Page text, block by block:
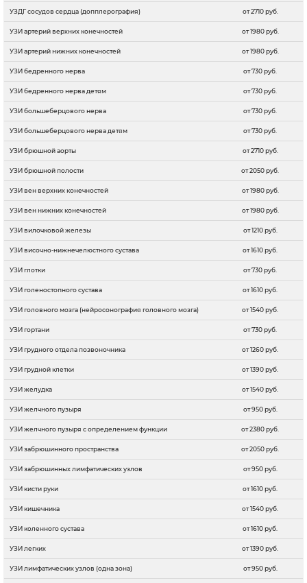
УЗДГ сосудов сердца (допплерография) от 2710 руб.
УЗИ артерий верхних конечностей от 1980 руб.
УЗИ артерий нижних конечностей от 1980 руб.
УЗИ бедренного нерва от 730 руб.
УЗИ бедренного нерва детям от 730 руб.
УЗИ большеберцового нерва от 730 руб.
УЗИ большеберцового нерва детям от 730 руб.
УЗИ брюшной аорты от 2710 руб.
УЗИ брюшной полости от 2050 руб.
УЗИ вен верхних конечностей от 1980 руб.
УЗИ вен нижних конечностей от 1980 руб.
УЗИ вилочковой железы от 1210 руб.
УЗИ височно-нижнечелюстного сустава от 1610 руб.
УЗИ глотки от 730 руб.
УЗИ голеностопного сустава от 1610 руб.
УЗИ головного мозга (нейросонография головного мозга) от 1540 руб.
УЗИ гортани от 730 руб.
УЗИ грудного отдела позвоночника от 1260 руб.
УЗИ грудной клетки от 1390 руб.
УЗИ желудка от 1540 руб.
УЗИ желчного пузыря от 950 руб.
УЗИ желчного пузыря с определением функции от 2380 руб.
УЗИ забрюшинного пространства от 2050 руб.
УЗИ забрюшинных лимфатических узлов от 950 руб.
УЗИ кисти руки от 1610 руб.
УЗИ кишечника от 1540 руб.
УЗИ коленного сустава от 1610 руб.
УЗИ легких от 1390 руб.
УЗИ лимфатических узлов (одна зона) от 950 руб.